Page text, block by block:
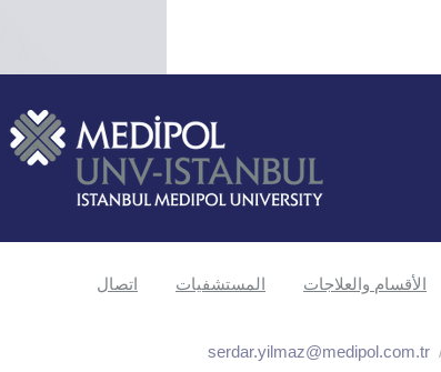
الأقسام والعلاجات المستشفيات اتصال
serdar.yilmaz@medipol.com.tr